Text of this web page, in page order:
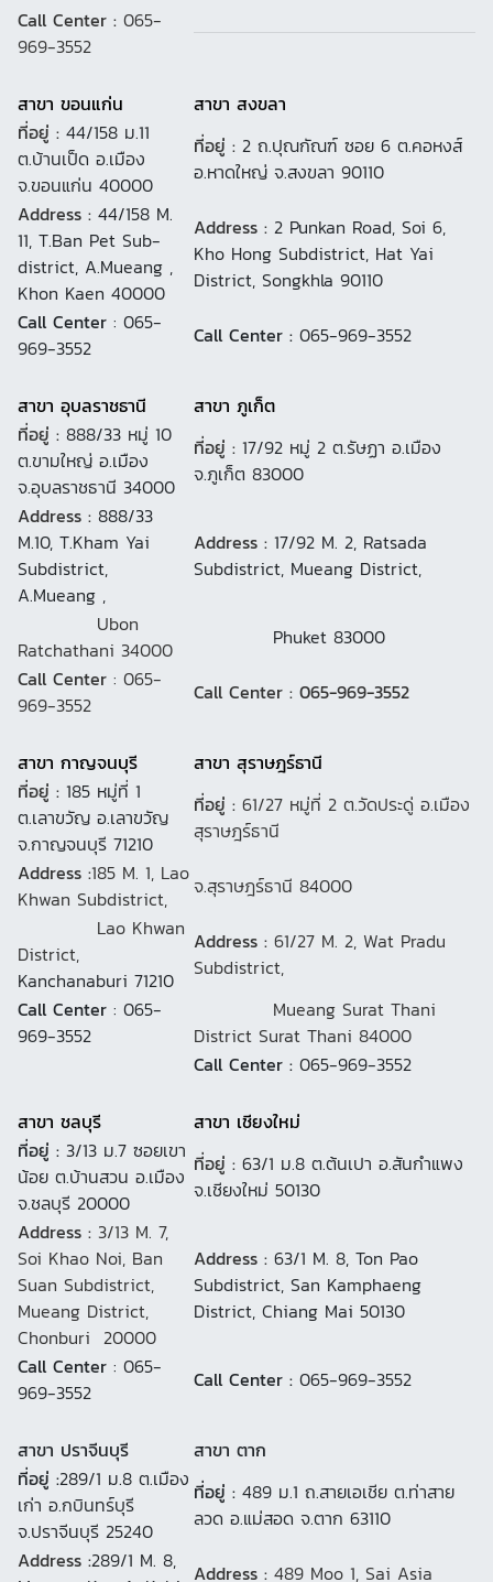
Call Center : 065-
969-3552
สาขา ขอนแก่น
สาขา สงขลา
ที่อยู่ : 44/158 ม.11
ต.บ้านเป็ด อ.เมือง
จ.ขอนแก่น 40000
ที่อยู่ : 2 ถ.ปุณกัณฑ์ ซอย 6 ต.คอหงส์
อ.หาดใหญ่ จ.สงขลา 90110
Address : 44/158 M.
11, T.Ban Pet Sub-
district, A.Mueang ,
Khon Kaen 40000
Address : 2 Punkan Road, Soi 6,
Kho Hong Subdistrict, Hat Yai
District, Songkhla 90110
Call Center : 065-
969-3552
Call Center : 065-969-3552
สาขา อุบลราชธานี
สาขา ภูเก็ต
ที่อยู่ : 888/33 หมู่ 10
ต.ขามใหญ่ อ.เมือง
จ.อุบลราชธานี 34000
ที่อยู่ : 17/92 หมู่ 2 ต.รัษฏา อ.เมือง
จ.ภูเก็ต 83000
Address : 888/33
M.10, T.Kham Yai
Subdistrict,
A.Mueang ,
Address : 17/92 M. 2, Ratsada
Subdistrict, Mueang District,
Ubon
Ratchathani 34000
Phuket 83000
Call Center : 065-
969-3552
Call Center : 065-969-3552
สาขา กาญจนบุรี
สาขา สุราษฎร์ธานี
ที่อยู่ : 185 หมู่ที่ 1
ต.เลาขวัญ อ.เลาขวัญ
จ.กาญจนบุรี 71210
ที่อยู่ : 61/27 หมู่ที่ 2 ต.วัดประดู่ อ.เมือง
สุราษฎร์ธานี
Address :185 M. 1, Lao
Khwan Subdistrict,
จ.สุราษฎร์ธานี 84000
Lao Khwan
District,
Kanchanaburi 71210
Address : 61/27 M. 2, Wat Pradu
Subdistrict,
Call Center : 065-
969-3552
Mueang Surat Thani
District Surat Thani 84000
Call Center : 065-969-3552
สาขา ชลบุรี
สาขา เชียงใหม่
ที่อยู่ : 3/13 ม.7 ซอยเขา
น้อย ต.บ้านสวน อ.เมือง
จ.ชลบุรี 20000
ที่อยู่ : 63/1 ม.8 ต.ต้นเปา อ.สันกำแพง
จ.เชียงใหม่ 50130
Address : 3/13 M. 7,
Soi Khao Noi, Ban
Suan Subdistrict,
Mueang District,
Chonburi 20000
Address : 63/1 M. 8, Ton Pao
Subdistrict, San Kamphaeng
District, Chiang Mai 50130
Call Center : 065-
969-3552
Call Center : 065-969-3552
สาขา ปราจีนบุรี
สาขา ตาก
ที่อยู่ :289/1 ม.8 ต.เมือง
เก่า อ.กบินทร์บุรี
จ.ปราจีนบุรี 25240
ที่อยู่ : 489 ม.1 ถ.สายเอเชีย ต.ท่าสาย
ลวด อ.แม่สอด จ.ตาก 63110
Address :289/1 M. 8,
Address : 489 Moo 1, Sai Asia